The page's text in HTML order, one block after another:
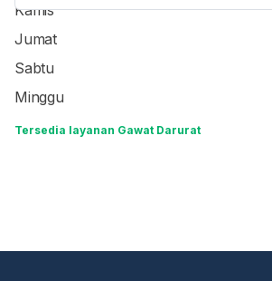
Kamis
Jumat
Sabtu
Minggu
Tersedia layanan Gawat Darurat